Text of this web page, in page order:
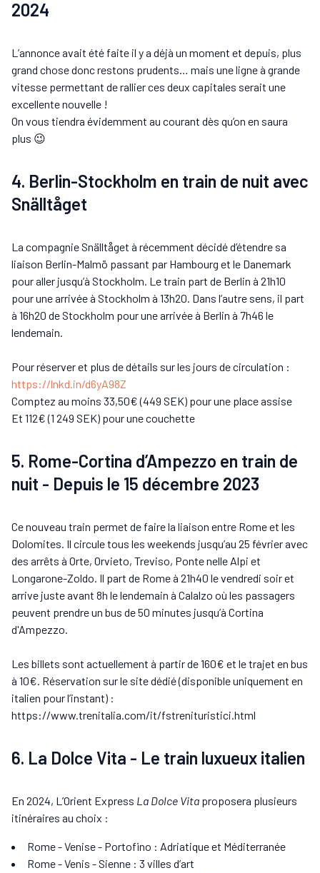
2024
L’annonce avait été faite il y a déjà un moment et depuis, plus
grand chose donc restons prudents… mais une ligne à grande
vitesse permettant de rallier ces deux capitales serait une
excellente nouvelle !
On vous tiendra évidemment au courant dès qu’on en saura
plus 😉
4. Berlin-Stockholm en train de nuit avec
Snälltåget
La compagnie Snälltåget à récemment décidé d’étendre sa
liaison Berlin-Malmö passant par Hambourg et le Danemark
pour aller jusqu’à Stockholm. Le train part de Berlin à 21h10
pour une arrivée à Stockholm à 13h20. Dans l’autre sens, il part
à 16h20 de Stockholm pour une arrivée à Berlin à 7h46 le
lendemain.
Pour réserver et plus de détails sur les jours de circulation :
https://lnkd.in/d6yA98Z
Comptez au moins 33,50€ (449 SEK) pour une place assise
Et 112€ (1 249 SEK) pour une couchette
5. Rome-Cortina d’Ampezzo en train de
nuit - Depuis le 15 décembre 2023
Ce nouveau train permet de faire la liaison entre Rome et les
Dolomites. Il circule tous les weekends jusqu’au 25 février avec
des arrêts à Orte, Orvieto, Treviso, Ponte nelle Alpi et
Longarone-Zoldo. Il part de Rome à 21h40 le vendredi soir et
arrive juste avant 8h le lendemain à Calalzo où les passagers
peuvent prendre un bus de 50 minutes jusqu’à Cortina
d'Ampezzo.
Les billets sont actuellement à partir de 160€ et le trajet en bus
à 10€. Réservation sur le site dédié (disponible uniquement en
italien pour l’instant) :
https://www.trenitalia.com/it/fstrenituristici.html
6. La Dolce Vita - Le train luxueux italien
En 2024, L’Orient Express La Dolce Vita proposera plusieurs
itinéraires au choix :
Rome - Venise - Portofino : Adriatique et Méditerranée
Rome - Venis - Sienne : 3 villes d’art